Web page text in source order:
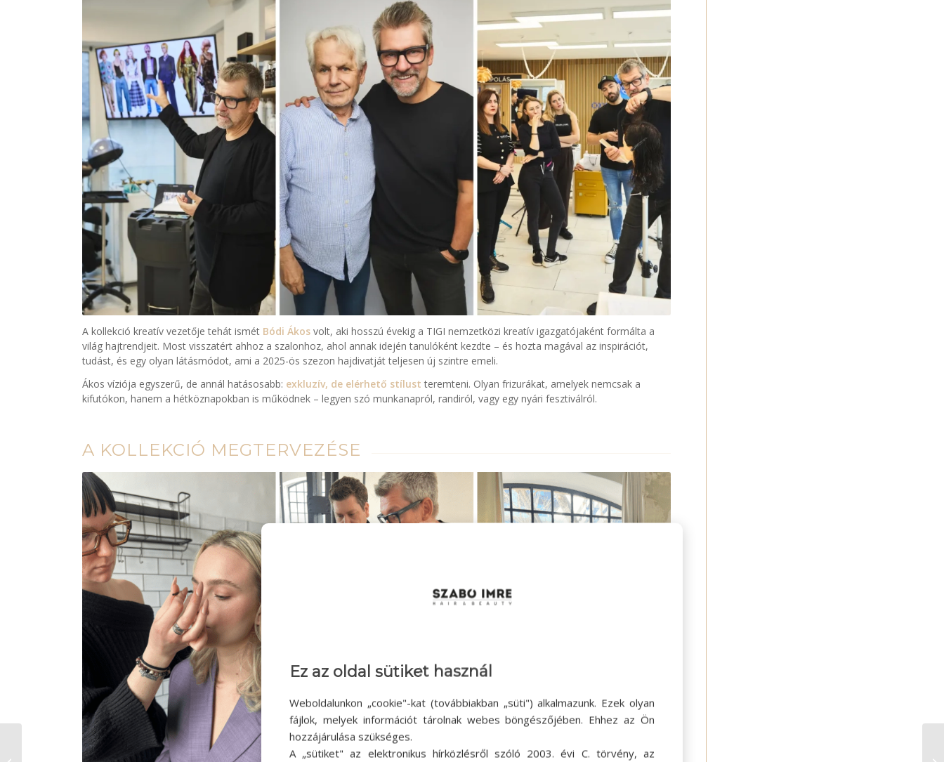
A kollekció kreatív vezetője tehát ismét Bódi Ákosvolt, aki hosszú évekig a TIGI nemzetközi kreatív igazgatójaként formálta a
világ hajtrendjeit. Most visszatért ahhoz a szalonhoz, ahol annak idején tanulóként kezdte – és hozta magával az inspirációt,
tudást, és egy olyan látásmódot, ami a 2025-ös szezon hajdivatját teljesen új szintre emeli.
Ákos víziója egyszerű, de annál hatásosabb: exkluzív, de elérhető stílust teremteni. Olyan frizurákat, amelyek nemcsak a
kifutókon, hanem a hétköznapokban is működnek – legyen szó munkanapról, randiról, vagy egy nyári fesztiválról.
A KOLLEKCIÓ MEGTERVEZÉSE
Tanuló és fodrász
Ez az oldal sütiket használ
Weboldalunkon „cookie"-kat (továbbiakban „süti") alkalmazunk. Ezek olyan
fájlok, melyek információt tárolnak webes böngészőjében. Ehhez az Ön
hozzájárulása szükséges.
A „sütiket" az elektronikus hírközlésről szóló 2003. évi C. törvény, az